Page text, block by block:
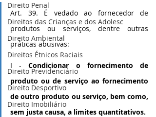
Direito Penal
Direitos das Crianças e dos Adolesc
Direito Ambiental
Direitos Étnicos Raciais
Direito Previdenciário
Direito Desportivo
Direito Imobiliário
Art. 39. É vedado ao fornecedor de
produtos ou serviços, dentre outras
práticas abusivas:
I - Condicionar o fornecimento de
produto ou de serviço ao fornecimento
de outro produto ou serviço, bem como,
sem justa causa, a limites quantitativos.